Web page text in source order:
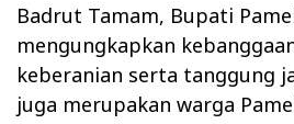
Badrut Tamam, Bupati
mengungkapkan
keberanian serta tanggung
juga merupakan warga